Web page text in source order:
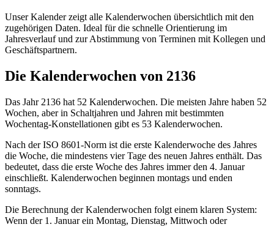
Unser Kalender zeigt alle Kalenderwochen übersichtlich mit den
zugehörigen Daten. Ideal für die schnelle Orientierung im
Jahresverlauf und zur Abstimmung von Terminen mit Kollegen und
Geschäftspartnern.
Die Kalenderwochen von 2136
Das Jahr 2136 hat 52 Kalenderwochen. Die meisten Jahre haben 52
Wochen, aber in Schaltjahren und Jahren mit bestimmten
Wochentag-Konstellationen gibt es 53 Kalenderwochen.
Nach der ISO 8601-Norm ist die erste Kalenderwoche des Jahres
die Woche, die mindestens vier Tage des neuen Jahres enthält. Das
bedeutet, dass die erste Woche des Jahres immer den 4. Januar
einschließt. Kalenderwochen beginnen montags und enden
sonntags.
Die Berechnung der Kalenderwochen folgt einem klaren System:
Wenn der 1. Januar ein Montag, Dienstag, Mittwoch oder